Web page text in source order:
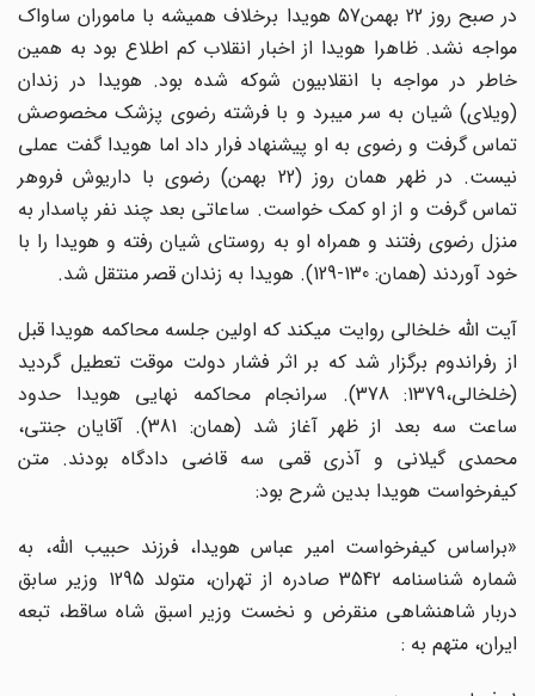
در صبح روز 22 بهمن57 هویدا برخلاف همیشه با ماموران ساواک
مواجه نشد. ظاهرا هویدا از اخبار انقلاب کم اطلاع بود به همین
خاطر در مواجه با انقلابیون شوکه شده بود. هویدا در زندان
(ویلای) شیان به سر می­برد و با فرشته رضوی پزشک مخصوصش
تماس گرفت و رضوی به او پیشنهاد فرار داد اما هویدا گفت عملی
نیست. در ظهر همان روز (22 بهمن) رضوی با داریوش فروهر
تماس گرفت و از او کمک خواست. ساعاتی بعد چند نفر پاسدار به
منزل رضوی رفتند و همراه او به روستای شیان رفته و هویدا را با
خود آوردند (همان: 130-129). هویدا به زندان قصر منتقل شد.
آیت الله خلخالی روایت می­کند که اولین جلسه محاکمه هویدا قبل
از رفراندوم برگزار شد که بر اثر فشار دولت موقت تعطیل گردید
(خلخالی،1379: 378). سرانجام محاکمه نهایی هویدا حدود
ساعت سه بعد از ظهر آغاز شد (همان: 381). آقایان جنتی،
محمدی گیلانی و آذری قمی سه قاضی دادگاه بودند. متن
کیفرخواست هویدا بدین شرح بود:
«براساس کیفرخواست امیر عباس هویدا، فرزند حبیب الله، به
شماره شناسنامه 3542 صادره از تهران، متولد 1295 وزیر سابق
دربار شاهنشاهی منقرض و نخست وزیر اسبق شاه ساقط، تبعه
ایران، متهم به :